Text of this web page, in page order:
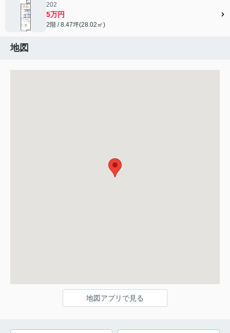
202
5万円
2階 / 8.47坪(28.02㎡)
地図
地図アプリで見る